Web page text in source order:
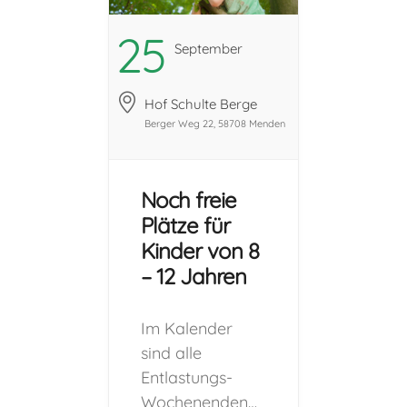
angegebenen
vollem Umfang
können nicht
gesplittet
eines Kindes in
eine Freizeit, ist
der Besuch
eines
für beide Seiten
sehr wichtig! Je
nach
Besonderheiten
25 September
Hof Schulte Berge
Berger Weg 22, 58708 Menden
Noch freie
Plätze für
Kinder von 8
– 12 Jahren
Im Kalender
sind alle
Entlastungs-
Wochenenden